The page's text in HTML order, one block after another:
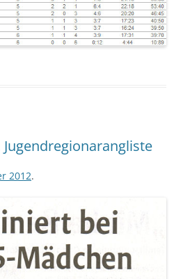
Jugendregionarangliste
2012.